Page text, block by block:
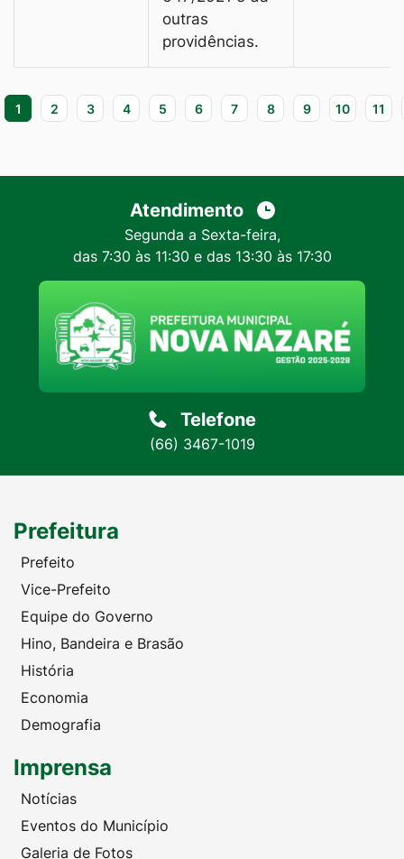
outras
providências.
1 2 3 4 5 6 7 8 9 10 11
Atendimento
Segunda a Sexta-feira,
das 7:30 às 11:30 e das 13:30 às 17:30
Telefone
(66) 3467-1019
Prefeitura
Prefeito
Vice-Prefeito
Equipe do Governo
Hino, Bandeira e Brasão
História
Economia
Demografia
Imprensa
Notícias
Eventos do Município
Galeria de Fotos